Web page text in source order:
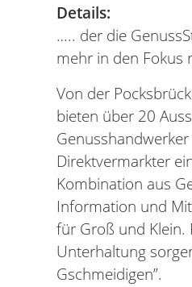
Details:
….. der die
mehr in den Fokus
Von der
bieten über 20
Direktvermarkter
Kombination aus
Information und
für Groß und Klein.
Unterhaltung
Gschmeidigen”.